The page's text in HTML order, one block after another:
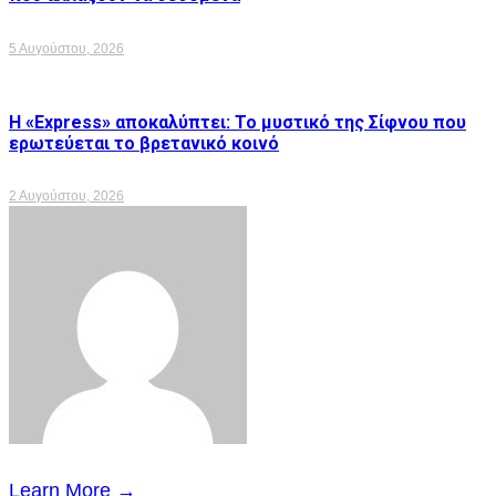
5 Αυγούστου, 2026
Η «Express» αποκαλύπτει: Το μυστικό της Σίφνου που
ερωτεύεται το βρετανικό κοινό
2 Αυγούστου, 2026
Learn More →